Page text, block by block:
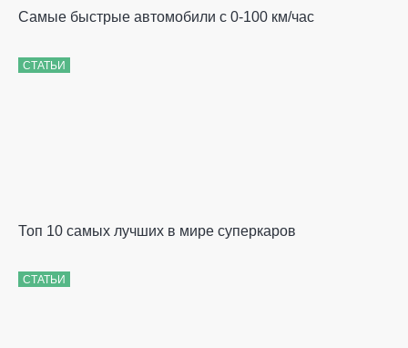
Самые быстрые автомобили с 0-100 км/час
СТАТЬИ
Топ 10 самых лучших в мире суперкаров
СТАТЬИ